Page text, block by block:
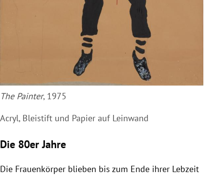
The Painter, 1975
Acryl, Bleistift und Papier auf Leinwand
Die 80er Jahre
Die Frauenkörper blieben bis zum Ende ihrer Lebzeit